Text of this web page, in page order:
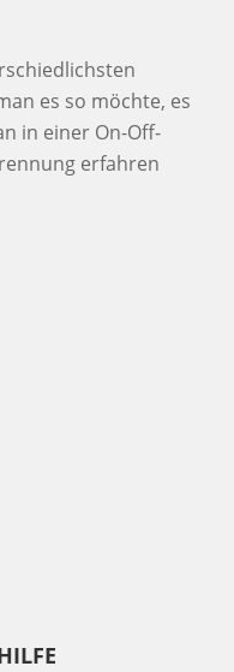
es so möchte, es
in einer On-Off-
erfahren